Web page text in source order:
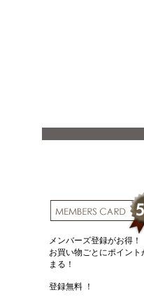
メンバーズ登録がお得！
お買い物ごとにポイント
まる！
登録無料 ！